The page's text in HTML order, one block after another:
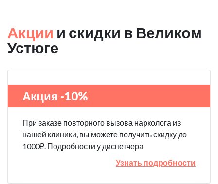
Акции и скидки в Великом
Устюге
Акция -10%
При заказе повторного вызова нарколога из
нашей клиники, вы можете получить скидку до
1000₽. Подробности у диспетчера
Узнать подробности